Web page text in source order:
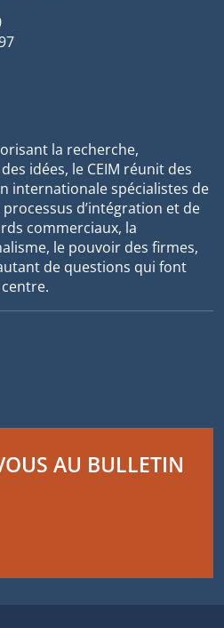
la recherche,
idées, le CEIM réunit des
internationale spécialistes de
d’intégration et de
commerciaux, la
le pouvoir des firmes,
de questions qui font
AU BULLETIN